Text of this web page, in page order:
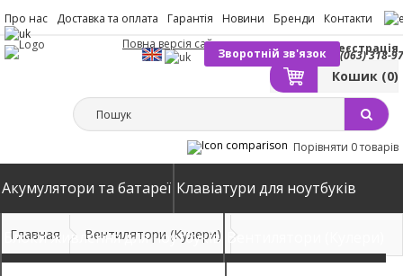
Про нас Доставка та оплата Гарантія Новини Бренди Контакти
(063) 318-
Зворотній зв'язок
Вхід Реєстрація
Кошик (0)
Повна версія сайту
Порівняти 0 товарів
Акумулятори та батареї Клавіатури для ноутбуків
Блоки живлення для ноутбуків Вентилятори (Кулери)
Главная Вентилятори (Кулери)